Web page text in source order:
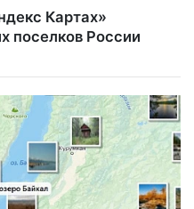
Картах»
поселков России